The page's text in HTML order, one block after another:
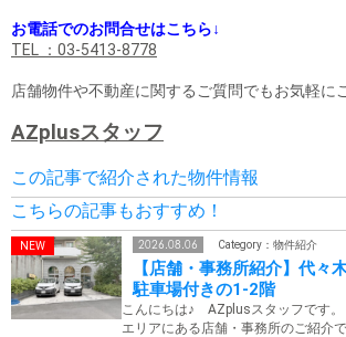
お電話でのお問合せはこちら↓
TEL ：03-5413-8778
店舗物件や不動産に関するご質問でもお気軽に
AZplusスタッフ
この記事で紹介された物件情報
こちらの記事もおすすめ！
2026.08.06 Category：物件紹介
【店舗・事務所紹介】代々
駐車場付きの1-2階
こんにちは♪ AZplusスタッフです。
エリアにある店舗・事務所のご紹介